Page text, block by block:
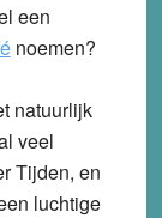
een
noemen?
natuurlijk
veel
Tijden, en
luchtige